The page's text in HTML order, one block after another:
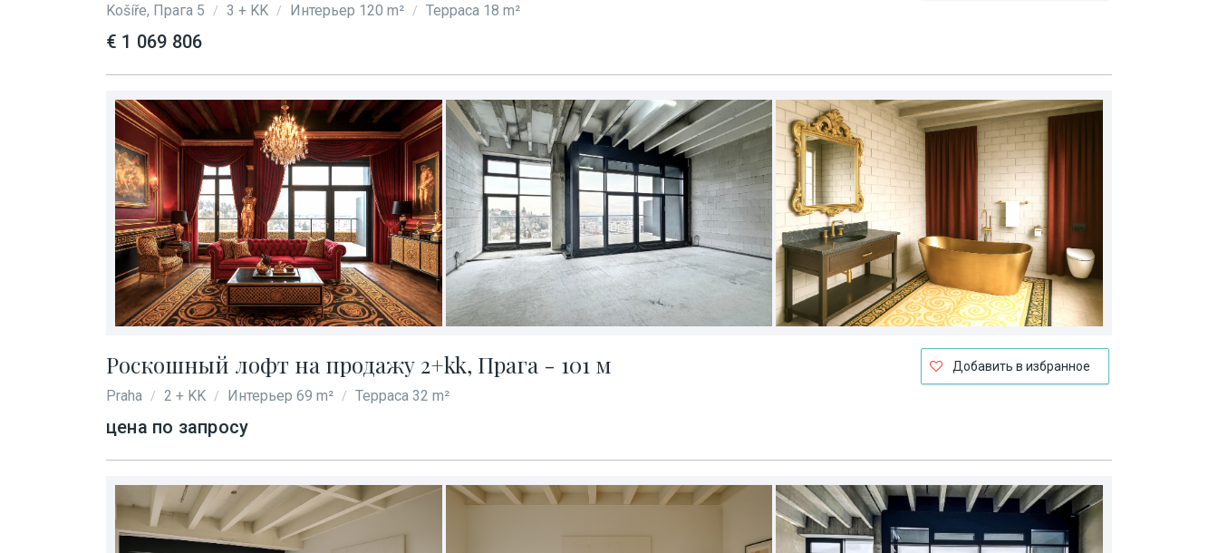
Košíře, Прага 5 / 3 + KK / Интерьер 120 m² / Терраса 18 m²
€ 1 069 806
Добавить в избранное
Роскошный лофт на продажу 2+kk, Прага - 101 м
Praha / 2 + KK / Интерьер 69 m² / Терраса 32 m²
цена по запросу